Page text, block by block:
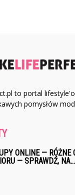
to portal
pomysłów
ONLINE — RÓŻNE
— SPRAWDŹ, NA...